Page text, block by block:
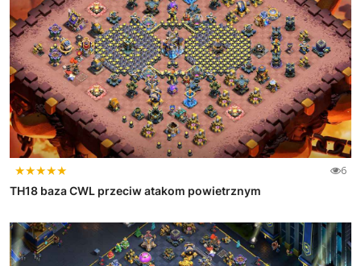
★★★★★ 6
TH18 baza CWL przeciw atakom powietrznym